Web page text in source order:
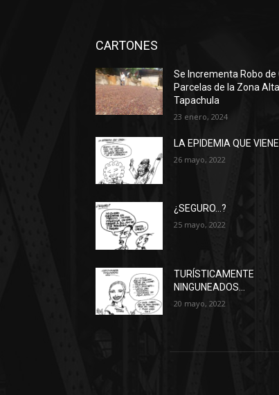
CARTONES
Se Incrementa Robo de
Parcelas de la Zona
Tapachula
23 enero, 2024
LA EPIDEMIA QUE VIENE
26 mayo, 2022
¿SEGURO…?
25 mayo, 2022
TURÍSTICAMENTE
NINGUNEADOS…
20 mayo, 2022